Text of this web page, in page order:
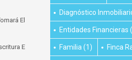
El
E
Diagnóstico
Entidades Financieras
Familia (1) Finca